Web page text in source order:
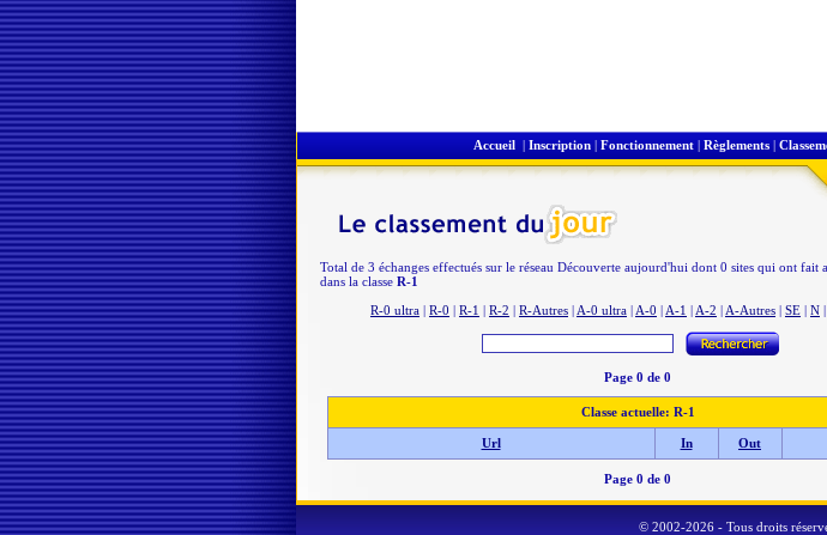
Accueil | Inscription | Fonctionnement | Règlements |
Total de 3 échanges effectués sur le réseau Découverte aujourd'hui dont 0 sites qui ont fait
dans la classe R-1
R-0 ultra | R-0 | R-1 | R-2 | R-Autres | A-0 ultra | A-0 | A-1 | A-2 | A-Autres | SE | N |
Page 0 de 0
Classe actuelle: R-1
Url In Out
Page 0 de 0
© 2002-2026 - Tous droits